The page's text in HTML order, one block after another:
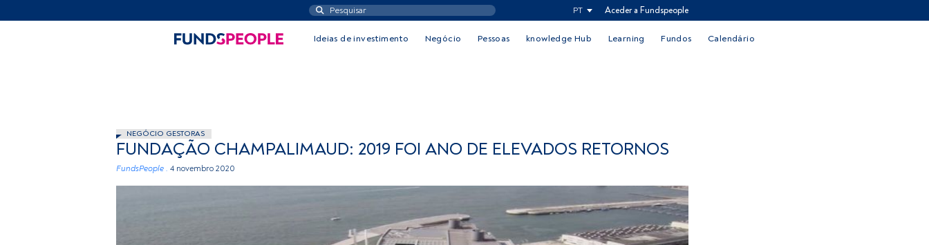
PT Aceder a Fundspeople
Ideias de investimento Negócio Pessoas knowledge Hub Learning Fundos Calendário
NEGÓCIO GESTORAS
FUNDAÇÃO CHAMPALIMAUD: 2019 FOI ANO DE ELEVADOS RETORNOS
FundsPeople . 4 novembro 2020